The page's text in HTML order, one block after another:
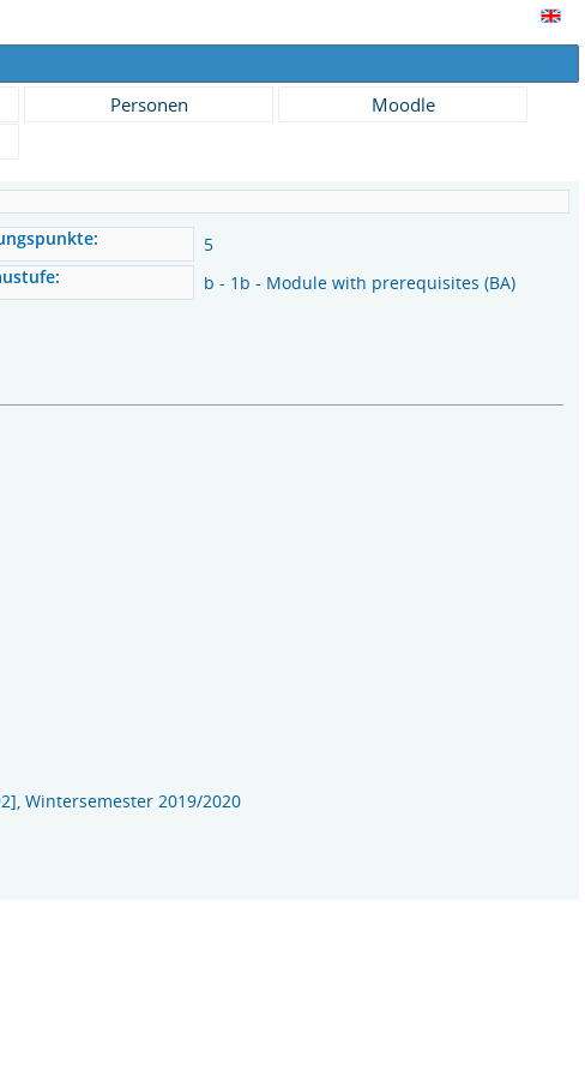
Personen
Moodle
5
b - 1b - Module with prerequisites (BA)
Wintersemester 2019/2020